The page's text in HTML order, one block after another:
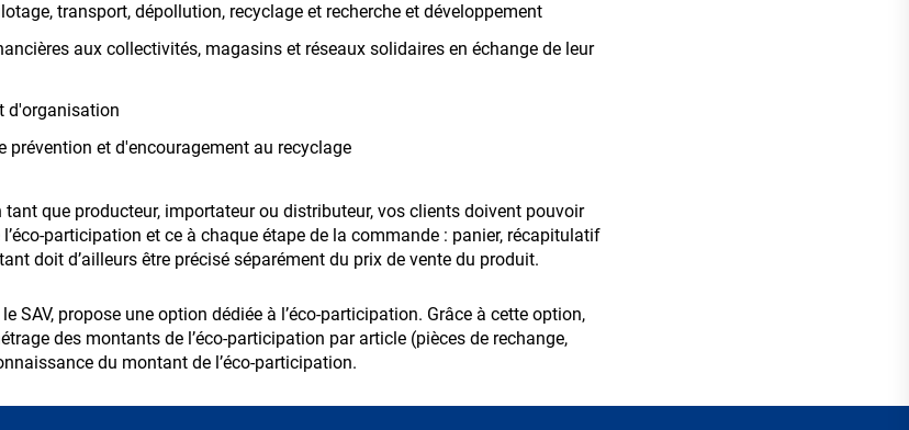
transport, dépollution, recyclage et recherche et développement
aux collectivités, magasins et réseaux solidaires en échange de leur
d'organisation
prévention et d'encouragement au recyclage
que producteur, importateur ou distributeur, vos clients doivent pouvoir
participation et ce à chaque étape de la commande : panier, récapitulatif
doit d’ailleurs être précisé séparément du prix de vente du produit.
SAV, propose une option dédiée à l’éco-participation. Grâce à cette option,
des montants de l’éco-participation par article (pièces de rechange,
du montant de l’éco-participation.